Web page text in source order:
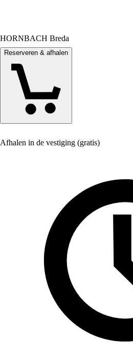
HORNBACH Breda
Reserveren & afhalen
Afhalen in de vestiging (gratis)